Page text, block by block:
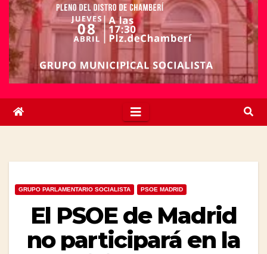
GRUPO PARLAMENTARIO SOCIALISTA PSOE MADRID
El PSOE de Madrid
no participará en la